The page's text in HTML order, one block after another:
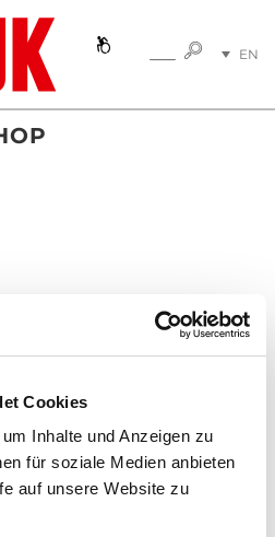
Cookies
Inhalte und Anzeigen zu
für soziale Medien anbieten
auf unsere Website zu
SEARCH
EN